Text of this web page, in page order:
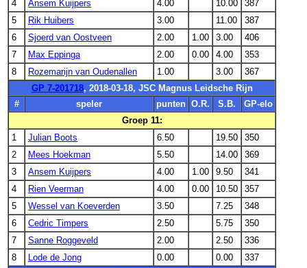
4
Ansem Kuijpers 4.00 10.00
387
5
Rik Huibers 3.00 11.00
387
6
Sjoerd van Oostveen 2.00 1.00 3.00
406
7
Max Eppinga 2.00 0.00 4.00
353
8
Rozemarijn van Oudenallen 1.00 3.00
367
GP 7-201718, 2018-03-18, JSC Magnus Leidsche Rijn
#
speler punten O.R. S.B.
GP-elo
Groep 11:
1
Julian Boots 6.50 19.50
350
2
Mees Hoekman 5.50 14.00
369
3
Ansem Kuijpers 4.00 1.00 9.50
341
4
Rien Veerman 4.00 0.00 10.50
357
5
Wessel van Koeverden 3.50 7.25
348
6
Cedric Timpers 2.50 5.75
350
7
Sanne Roggeveld 2.00 2.50
336
8
Lode de Jong 0.00 0.00
337